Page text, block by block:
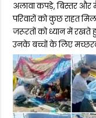
अलावा कपड़े, बिस्तर और
परिवारों को कुछ राहत
जरूरतों को ध्यान में रखते
उनके बच्चों के लिए